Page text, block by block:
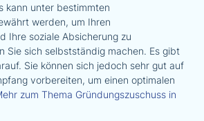
kann unter bestimmten
werden, um Ihren
Ihre soziale Absicherung zu
Sie sich selbstständig machen. Es gibt
Sie können sich jedoch sehr gut auf
vorbereiten, um einen optimalen
zum Thema Gründungszuschuss in